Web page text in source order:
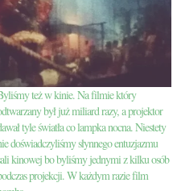
też w kinie. Na filmie który
był już miliard razy, a projektor
tyle światła co lampka nocna. Niestety
doświadczyliśmy słynnego entuzjazmu
kinowej bo byliśmy jednymi z kilku osób
projekcji. W każdym razie film